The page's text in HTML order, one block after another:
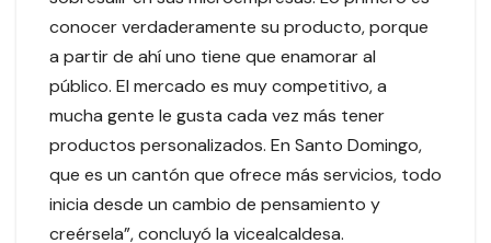
conocer verdaderamente su producto, porque
a partir de ahí uno tiene que enamorar al
público. El mercado es muy competitivo, a
mucha gente le gusta cada vez más tener
productos personalizados. En Santo Domingo,
que es un cantón que ofrece más servicios, todo
inicia desde un cambio de pensamiento y
creérsela”, concluyó la vicealcaldesa.